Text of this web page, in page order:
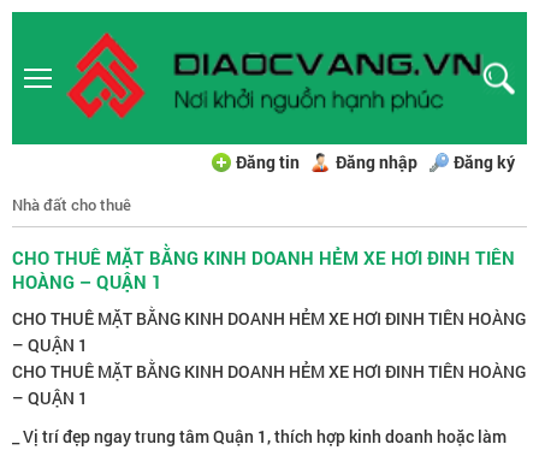
Đăng tin Đăng nhập Đăng ký
Nhà đất cho thuê
CHO THUÊ MẶT BẰNG KINH DOANH HẺM XE HƠI ĐINH TIÊN
HOÀNG – QUẬN 1
CHO THUÊ MẶT BẰNG KINH DOANH HẺM XE HƠI ĐINH TIÊN HOÀNG
– QUẬN 1
CHO THUÊ MẶT BẰNG KINH DOANH HẺM XE HƠI ĐINH TIÊN HOÀNG
– QUẬN 1
_ Vị trí đẹp ngay trung tâm Quận 1, thích hợp kinh doanh hoặc làm